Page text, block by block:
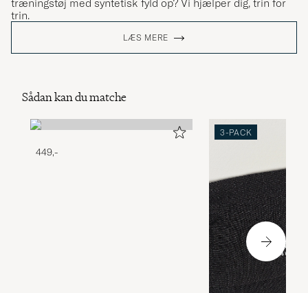
træningstøj med syntetisk fyld op? Vi hjælper dig, trin for
trin.
LÆS MERE
Sådan kan du matche
449,-
3-PACK